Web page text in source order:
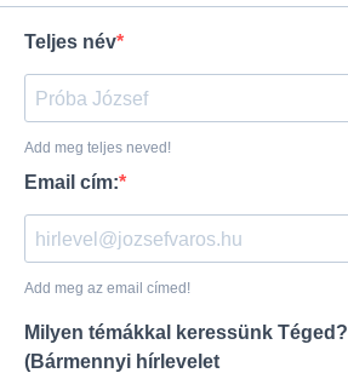
Teljes név
Add meg teljes neved!
Email cím:
Add meg az email címed!
Milyen témákkal keressünk Téged?
(Bármennyi hírlevelet